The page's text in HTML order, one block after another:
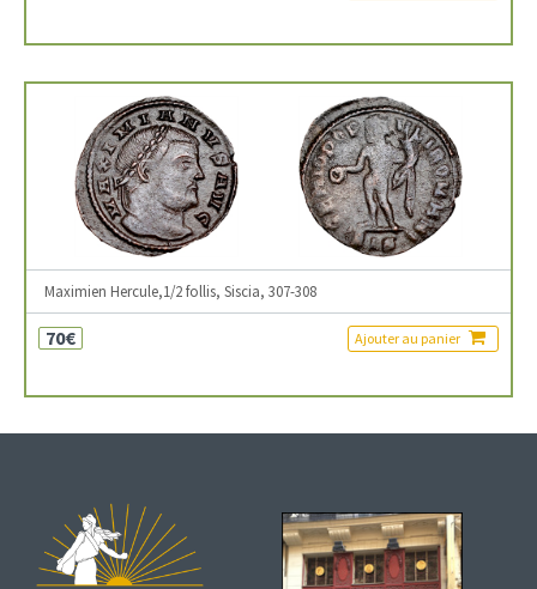
Maximien Hercule,1/2 follis, Siscia, 307-308
70€ Ajouter au panier